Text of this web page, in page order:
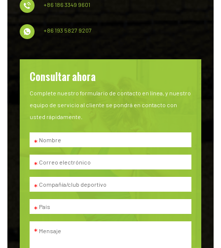
+86 186 3349 9601
+86 193 5827 9207
Consultar ahora
Complete nuestro formulario de contacto en línea, y nuestro
equipo de servicio al cliente se pondrá en contacto con
usted rápidamente.